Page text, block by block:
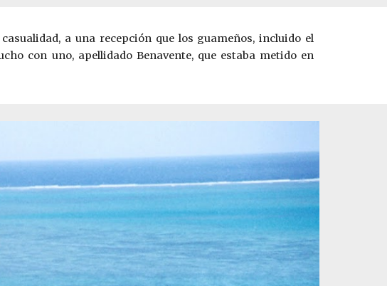
a una recepción que los guameños, incluido el
con uno, apellidado Benavente, que estaba metido en